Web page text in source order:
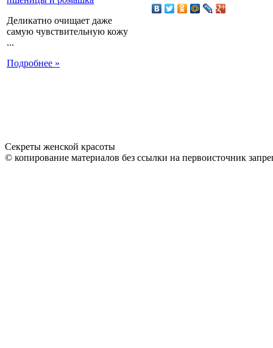
Деликатно очищает даже
самую чувствительную кожу
...
Подробнее »
Секреты женской красоты
© копирование материалов без ссылки на первоисточник